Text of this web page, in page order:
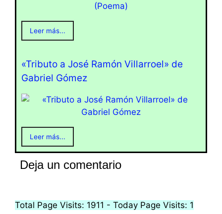
Leer más...
«Tributo a José Ramón Villarroel» de
Gabriel Gómez
Leer más...
Deja un comentario
Total Page Visits: 1911 - Today Page Visits: 1